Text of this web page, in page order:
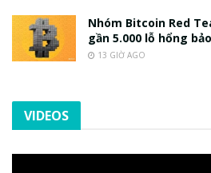
Nhóm Bitcoin Red
gần 5.000 lỗ hổng
13 GIỜ AGO
VIDEOS